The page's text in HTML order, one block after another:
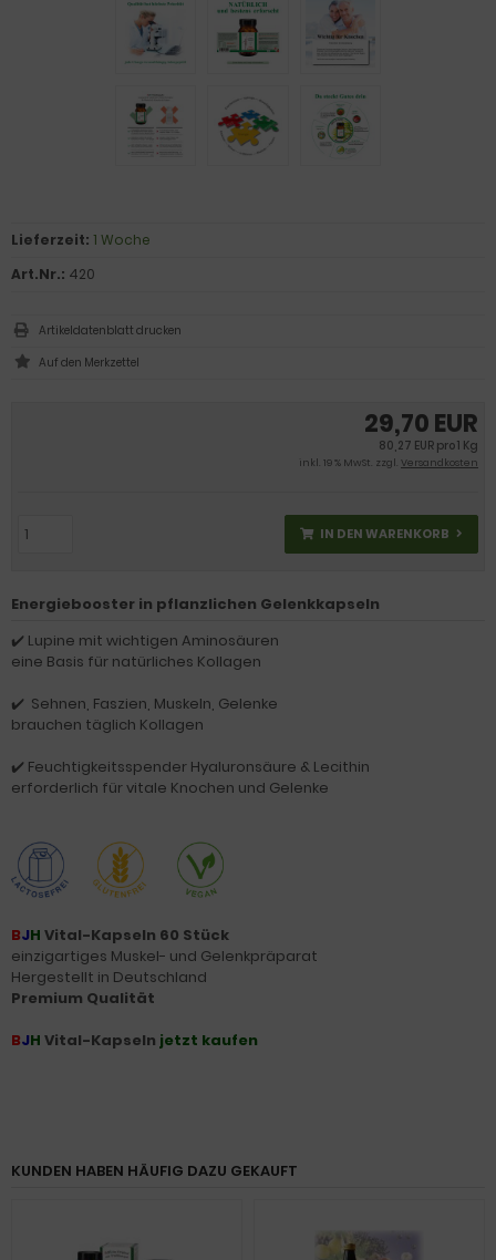
29,70 EUR
80,27 EUR pro 1 Kg
inkl. 19 % MwSt. zzgl. Versandkosten
IN DEN WARENKORB
Energiebooster in pflanzlichen Gelenkkapseln
✔️ Lupine mit wichtigen Aminosäuren
eine Basis für natürliches Kollagen
✔️ Sehnen, Faszien, Muskeln, Gelenke
brauchen täglich Kollagen
✔️ Feuchtigkeitsspender Hyaluronsäure & Lecithin
erforderlich für vitale Knochen und Gelenke
BJH Vital-Kapseln 60 Stück
einzigartiges Muskel- und Gelenkpräparat
Hergestellt in Deutschland
Premium Qualität
BJH Vital-Kapseln jetzt kaufen
Lieferzeit: 1 Woche
Art.Nr.: 420
Artikeldatenblatt drucken
KUNDEN HABEN HÄUFIG DAZU GEKAUFT